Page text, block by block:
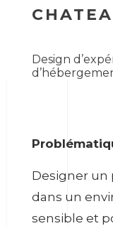
Design
Designer un
dans un
sensible et